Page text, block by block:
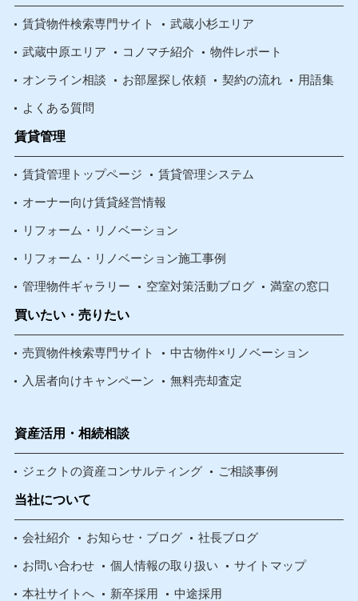
賃貸物件検索専門サイト 武蔵小杉エリア
武蔵中原エリア コノマチ紹介 物件レポート
オンライン相談 お部屋探し依頼 契約の流れ 用語集
よくある質問
賃貸管理
賃貸管理トップページ 賃貸管理システム
オーナー向け賃貸経営情報
リフォーム・リノベーション
リフォーム・リノベーション施工事例
管理物件ギャラリー 空室対策活動ブログ 満室の窓口
買いたい・売りたい
売買物件検索専門サイト 中古物件×リノベーション
入居者向けキャンペーン 無料売却査定
資産活用・相続相談
ジェクトの資産コンサルティング ご相談事例
当社について
会社紹介 お知らせ・ブログ 社長ブログ
お問い合わせ 個人情報の取り扱い サイトマップ
本社サイトへ 新卒採用 中途採用